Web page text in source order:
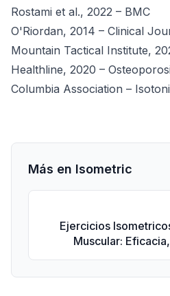
Rostami et al., 2022 – BMC
O'Riordan, 2014 – Clinical
Mountain Tactical Institute,
Healthline, 2020 –
Columbia Association –
Más en Isometric
Ejercicios
Muscular: